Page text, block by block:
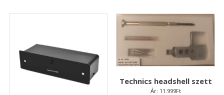
Technics headshell szett
Ár: 11.999Ft